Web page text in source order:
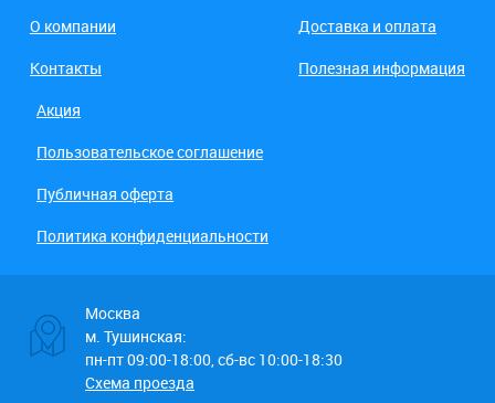
О компании
Доставка и оплата
Контакты
Полезная информация
Акция
Пользовательское соглашение
Публичная оферта
Политика конфиденциальности
Москва
м. Тушинская:
пн-пт 09:00-18:00, сб-вс 10:00-18:30
Схема проезда